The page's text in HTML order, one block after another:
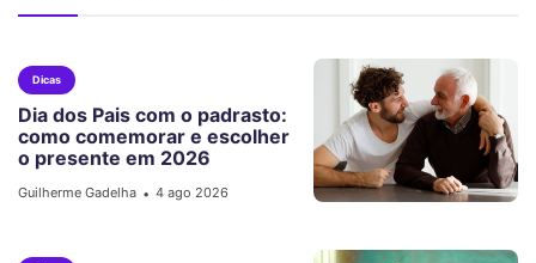
Dicas
Dia dos Pais com o padrasto:
como comemorar e escolher
o presente em 2026
Guilherme Gadelha • 4 ago 2026